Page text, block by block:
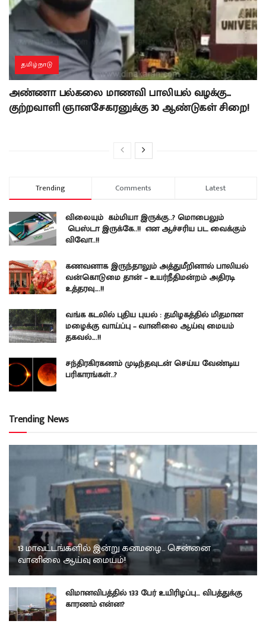
தமிழ்நாடு
அண்ணா பல்கலை மாணவி பாலியல் வழக்கு…
குற்றவாளி ஞானசேகரனுக்கு 30 ஆண்டுகள் சிறை!
Trending Comments Latest
விலையும் கம்மியா இருக்கு..? மொபைலும்
பெஸ்டா இருக்கே..!! என ஆச்சரிய பட வைக்கும்
விவோ..!!
கணவனாக இருந்தாலும் அத்துமீறினால் பாலியல்
வன்கொடுமை தான் – உயர்நீதிமன்றம் அதிரடி
உத்தரவு….!!
வங்க கடலில் புதிய புயல் : தமிழகத்தில் மிதமான
மழைக்கு வாய்ப்பு – வானிலை ஆய்வு மையம்
தகவல்….!!
சந்திரகிரகணம் முடிந்தவுடன் செய்ய வேண்டிய
பரிகாரங்கள்..?
Trending News
13 மாவட்டங்களில் இன்று கனமழை… சென்னை
வானிலை ஆய்வு மையம்!
விமானவிபத்தில் 133 பேர் உயிரிழப்பு… விபத்துக்கு
காரணம் என்ன?